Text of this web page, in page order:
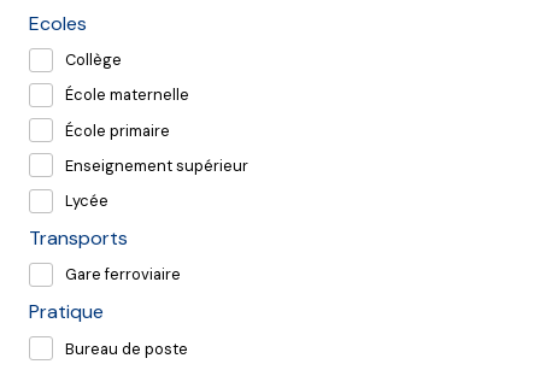
Ecoles
Collège
École maternelle
École primaire
Enseignement supérieur
Lycée
Transports
Gare ferroviaire
Pratique
Bureau de poste